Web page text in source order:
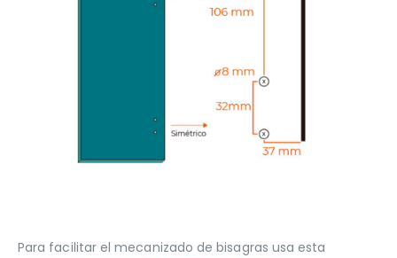
Para facilitar el mecanizado de bisagras usa esta